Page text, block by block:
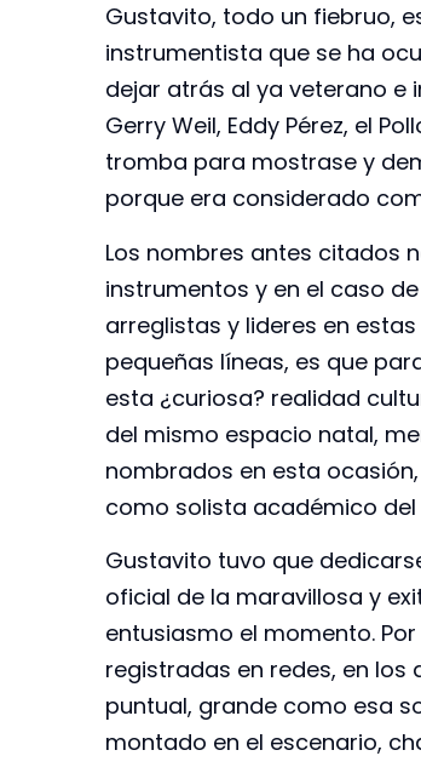
Gustavito, todo un fiebruo,
instrumentista que se ha
dejar atrás al ya veterano e
Gerry Weil, Eddy Pérez, el
tromba para mostrase y
porque era considerado
Los nombres antes citados
instrumentos y en el caso
arreglistas y lideres en
pequeñas líneas, es que
esta ¿curiosa? realidad
del mismo espacio natal,
nombrados en esta
como solista académico
Gustavito tuvo que
oficial de la maravillosa y
entusiasmo el momento.
registradas en redes, en los
puntual, grande como esa
montado en el escenario,